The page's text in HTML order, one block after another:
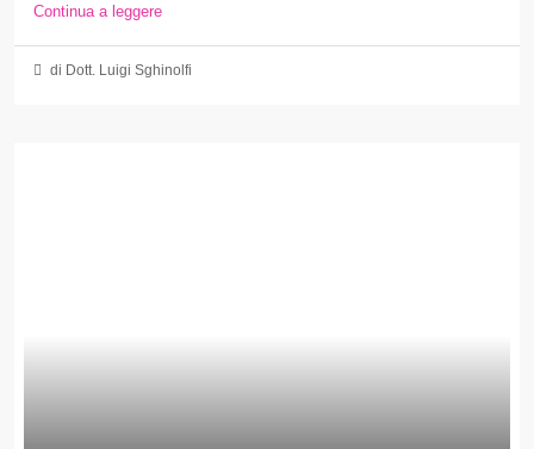
Continua a leggere
di Dott. Luigi Sghinolfi